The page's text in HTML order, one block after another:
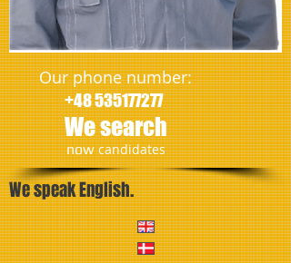
Our phone number:
+48 535177277
We search
​nowcandidates
We speak English.